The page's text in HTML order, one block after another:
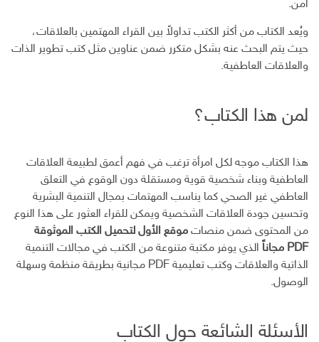
آمن.
ويُعد الكتاب من أكثر الكتب تداولاً بين القراء المهتمين بالعلاقات،
حيث يتم البحث عنه بشكل متكرر ضمن عناوين مثل كتب تطوير الذات
والعلاقات العاطفية.
لمن هذا الكتاب؟
هذا الكتاب موجه لكل امرأة ترغب في فهم أعمق لطبيعة العلاقات
العاطفية وبناء شخصية قوية ومستقلة دون الوقوع في التعلق
العاطفي غير الصحي كما يناسب المهتمات بمجال التنمية البشرية
وتحسين جودة العلاقات الشخصية ويمكن للقراء العثور على هذا النوع
من المحتوى ضمن منصات موقع الأول لتحميل الكتب الموثوقة
PDF مجاناً
الذي يوفر مكتبة متنوعة من الكتب في مجالات التنمية
الذاتية والعلاقات وكتب تعليمية PDF مجانية بطريقة منظمة وسهلة
الوصول.
الأسئلة الشائعة حول الكتاب